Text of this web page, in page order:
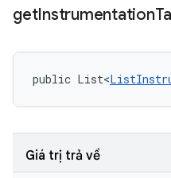
getInstrumentation
public List<
Giá trị trả về